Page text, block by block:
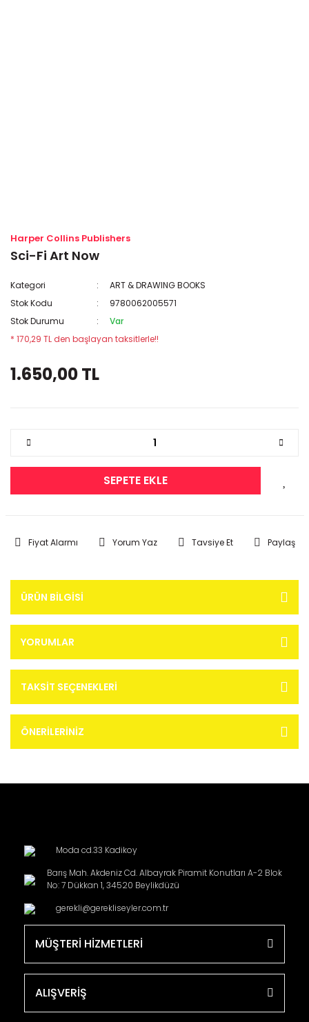
Harper Collins Publishers
Sci-Fi Art Now
Kategori
ART & DRAWING BOOKS
Stok Kodu
9780062005571
Stok Durumu
Var
* 170,29 TL den başlayan taksitlerle!!
1.650,00 TL
SEPETE EKLE
Fiyat Alarmı Yorum Yaz Tavsiye Et Paylaş
ÜRÜN BILGISI
YORUMLAR
TAKSIT SEÇENEKLERI
ÖNERILERINIZ
Moda cd.33 Kadikoy
Barış Mah. Akdeniz Cd. Albayrak Piramit Konutları A-2 Blok
No: 7 Dükkan 1, 34520 Beylikdüzü
gerekli@gerekliseyler.com.tr
MÜŞTERİ HİZMETLERİ
ALIŞVERİŞ